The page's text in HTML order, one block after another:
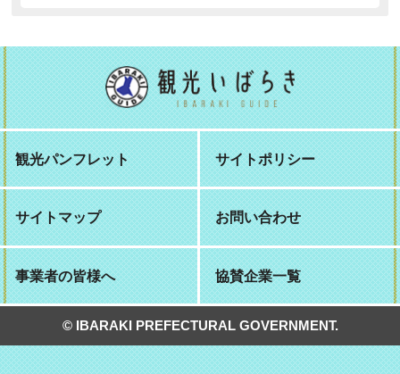
観光パンフレット サイトポリシー
サイトマップ お問い合わせ
事業者の皆様へ 協賛企業一覧
© IBARAKI PREFECTURAL GOVERNMENT.